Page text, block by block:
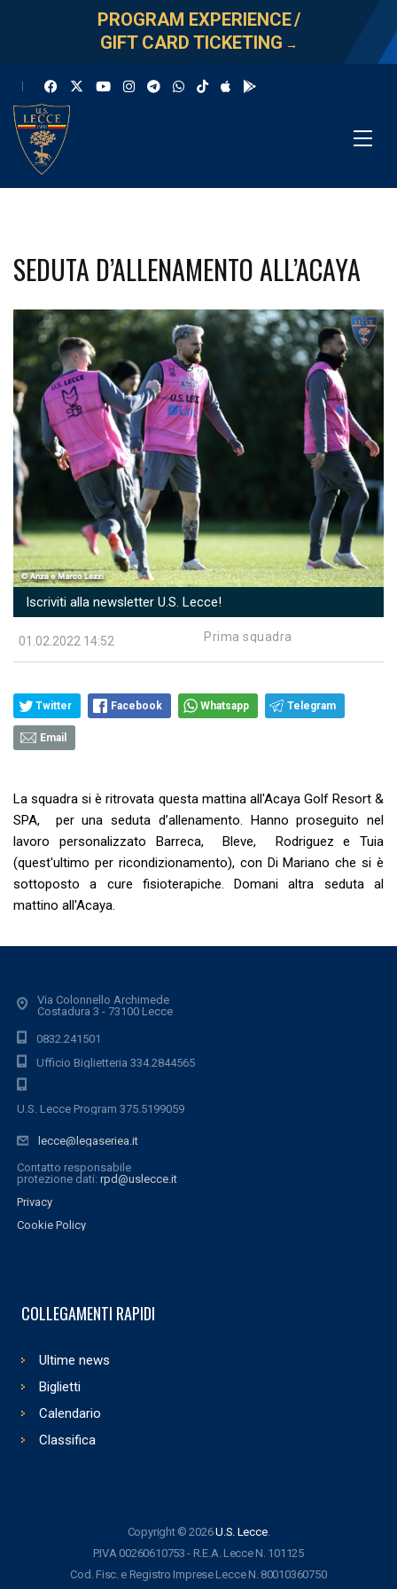
PROGRAM EXPERIENCE/
GIFT CARD TICKETING →
SEDUTA D’ALLENAMENTO ALL’ACAYA
Iscriviti alla newsletter U.S. Lecce!
01.02.2022 14:52 Prima squadra
Twitter Facebook Whatsapp Telegram
Email
La squadra si è ritrovata questa mattina all'Acaya Golf Resort &
SPA, per una seduta d’allenamento. Hanno proseguito nel
lavoro personalizzato Barreca, Bleve, Rodriguez e Tuia
(quest'ultimo per ricondizionamento), con Di Mariano che si è
sottoposto a cure fisioterapiche. Domani altra seduta al
mattino all'Acaya.
Via Colonnello Archimede
Costadura 3 - 73100 Lecce
0832.241501
Ufficio Biglietteria 334.2844565
U.S. Lecce Program 375.5199059
lecce@legaseriea.it
Contatto responsabile
protezione dati: rpd@uslecce.it
Privacy
Cookie Policy
COLLEGAMENTI RAPIDI
Ultime news
Biglietti
Calendario
Classifica
Copyright © 2026U.S. Lecce.
P.IVA 00260610753 - R.E.A. Lecce N. 101125
Cod. Fisc. e Registro Imprese Lecce N. 80010360750